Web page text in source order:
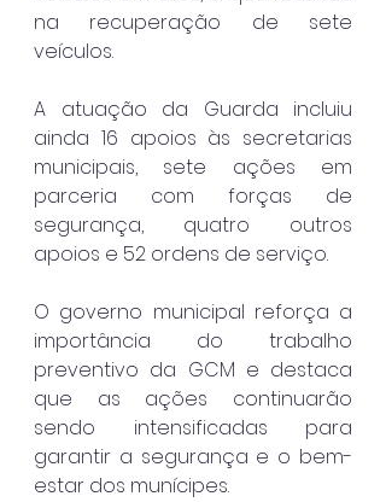
na recuperação de sete
veículos.
A atuação da Guarda incluiu
ainda 16 apoios às secretarias
municipais, sete ações em
parceria com forças de
segurança, quatro outros
apoios e 52 ordens de serviço.
O governo municipal reforça a
importância do trabalho
preventivo da GCM e destaca
que as ações continuarão
sendo intensificadas para
garantir a segurança e o bem-
estar dos munícipes.